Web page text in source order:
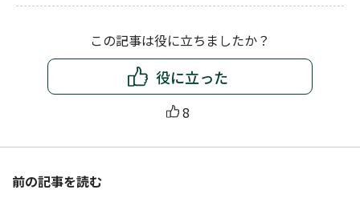
この記事は役に立ちましたか？
役に立った
8
前の記事を読む